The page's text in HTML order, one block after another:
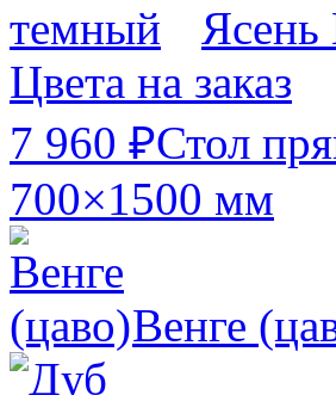
Цвета на заказ
7 960 ₽Стол
700×1500 мм
Венге